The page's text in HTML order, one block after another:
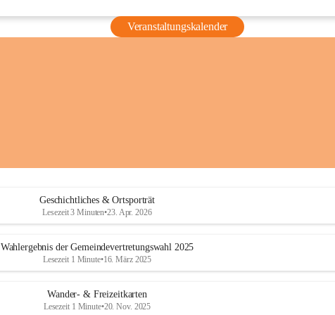
Veranstaltungskalender
Geschichtliches & Ortsporträt
Lesezeit 3 Minuten•23. Apr. 2026
Wahlergebnis der Gemeindevertretungswahl 2025
Lesezeit 1 Minute•16. März 2025
Wander- & Freizeitkarten
Lesezeit 1 Minute•20. Nov. 2025